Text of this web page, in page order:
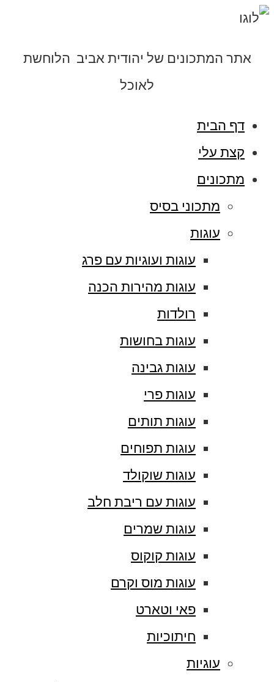
אתר המתכונים של יהודית אביב הלוחשת
לאוכל
דף הבית
קצת עלי
מתכונים
מתכוני בסיס
עוגות
עוגות ועוגיות עם פרג
עוגות מהירות הכנה
רולדות
עוגות בחושות
עוגות גבינה
עוגות פרי
עוגות תותים
עוגות תפוחים
עוגות שוקולד
עוגות עם ריבת חלב
עוגות שמרים
עוגות קוקוס
עוגות מוס וקרם
פאי וטארט
חיתוכיות
עוגיות